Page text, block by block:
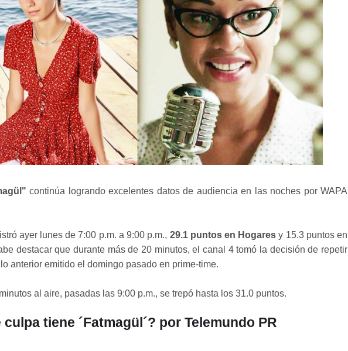
continúa logrando excelentes datos de audiencia en las noches por WAPA
ayer lunes de 7:00 p.m. a 9:00 p.m., 29.1 puntos en Hogares y 15.3 puntos en
destacar que durante más de 20 minutos, el canal 4 tomó la decisión de repetir
anterior emitido el domingo pasado en prime-time.
al aire, pasadas las 9:00 p.m., se trepó hasta los 31.0 puntos.
tiene ´Fatmagül´? por Telemundo PR